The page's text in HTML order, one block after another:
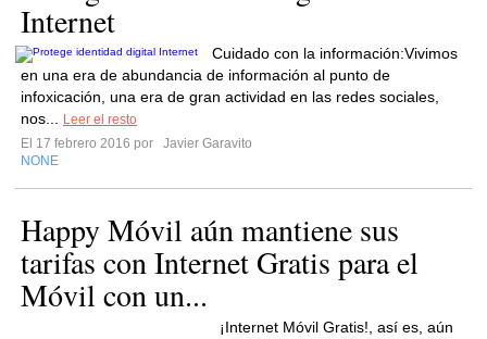
Internet
Cuidado con la información:Vivimos
en una era de abundancia de información al punto de
infoxicación, una era de gran actividad en las redes sociales,
nos...
Leer el resto
El 17 febrero 2016 por
Javier Garavito
NONE
Happy Móvil aún mantiene sus
tarifas con Internet Gratis para el
Móvil con un...
¡Internet Móvil Gratis!, así es, aún